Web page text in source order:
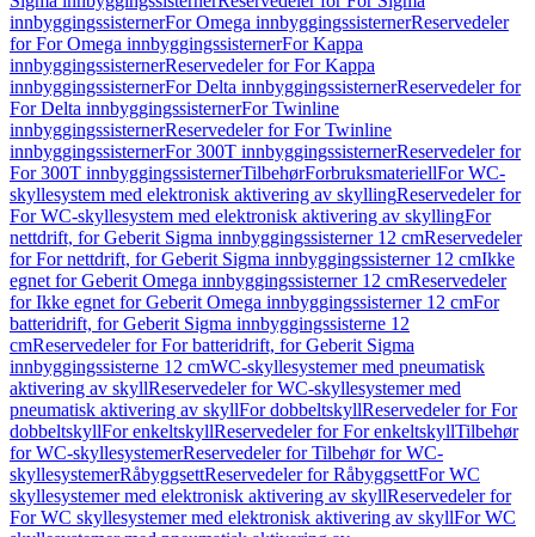
innbyggingssisternerFor Omega innbyggingssisternerReservedeler
for For Omega innbyggingssisternerFor Kappa
innbyggingssisternerReservedeler for For Kappa
innbyggingssisternerFor Delta innbyggingssisternerReservedeler for
For Delta innbyggingssisternerFor Twinline
innbyggingssisternerReservedeler for For Twinline
innbyggingssisternerFor 300T innbyggingssisternerReservedeler for
For 300T innbyggingssisternerTilbehørForbruksmateriellFor WC-
skyllesystem med elektronisk aktivering av skyllingReservedeler for
For WC-skyllesystem med elektronisk aktivering av skyllingFor
nettdrift, for Geberit Sigma innbyggingssisterner 12 cmReservedeler
for For nettdrift, for Geberit Sigma innbyggingssisterner 12 cmIkke
egnet for Geberit Omega innbyggingssisterner 12 cmReservedeler
for Ikke egnet for Geberit Omega innbyggingssisterner 12 cmFor
batteridrift, for Geberit Sigma innbyggingssisterne 12
cmReservedeler for For batteridrift, for Geberit Sigma
innbyggingssisterne 12 cmWC-skyllesystemer med pneumatisk
aktivering av skyllReservedeler for WC-skyllesystemer med
pneumatisk aktivering av skyllFor dobbeltskyllReservedeler for For
dobbeltskyllFor enkeltskyllReservedeler for For enkeltskyllTilbehør
for WC-skyllesystemerReservedeler for Tilbehør for WC-
skyllesystemerRåbyggsettReservedeler for RåbyggsettFor WC
skyllesystemer med elektronisk aktivering av skyllReservedeler for
For WC skyllesystemer med elektronisk aktivering av skyllFor WC